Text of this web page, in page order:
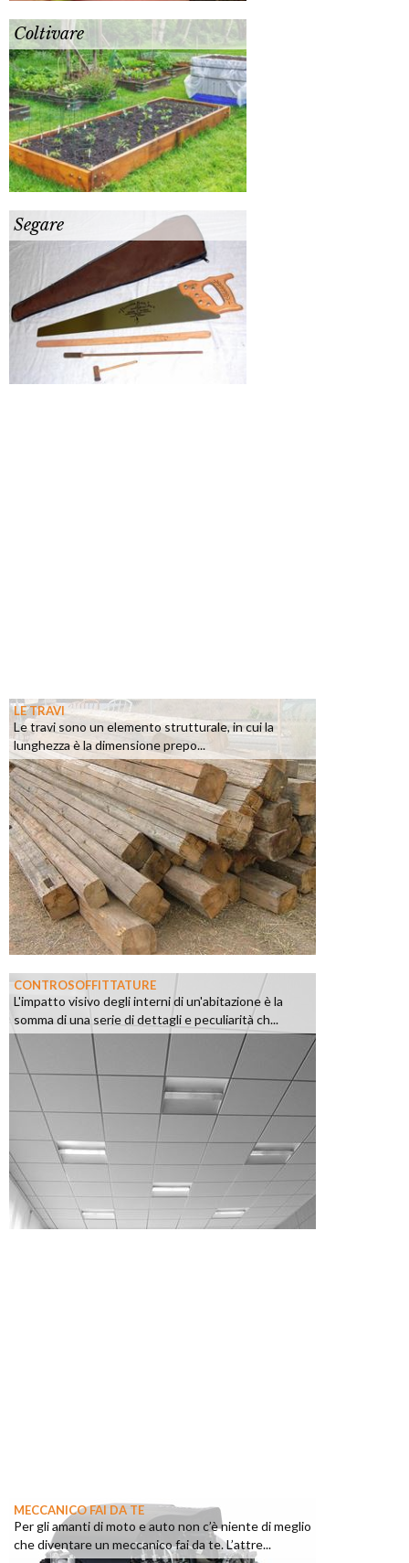
Coltivare
Segare
LE TRAVI
Le travi sono un elemento strutturale, in cui la
lunghezza è la dimensione prepo...
CONTROSOFFITTATURE
L'impatto visivo degli interni di un'abitazione è la
somma di una serie di dettagli e peculiarità ch...
MECCANICO FAI DA TE
Per gli amanti di moto e auto non c’è niente di meglio
che diventare un meccanico fai da te. L’attre...